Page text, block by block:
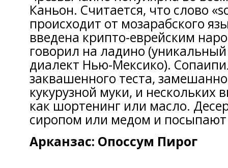
Каньон. Считается, что слово
происходит от мозарабского
введена крипто-еврейским
говорил на ладино
диалект Нью-Мексико).
заквашенного теста,
кукурузной муки, и нескольких
как шортенинг или масло.
сиропом или медом и
Арканзас: Опоссум Пирог